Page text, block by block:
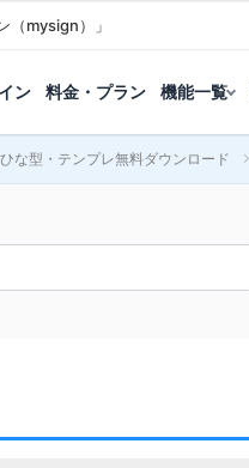
（mysign）」
ン 料金・プラン 機能一覧
な型・テンプレ無料ダウンロード